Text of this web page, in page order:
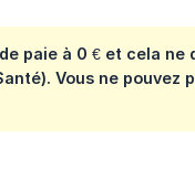
paie à 0 € et cela
Vous ne